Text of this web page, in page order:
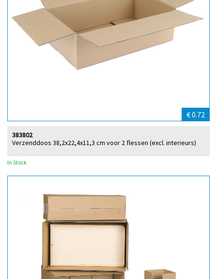
€ 0.72
Verzenddoos 38,2x22,4x11,3 cm voor 2 flessen (excl. interieurs)
383802
In Stock